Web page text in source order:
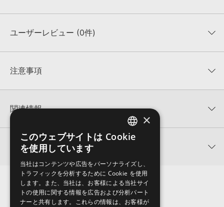
収録ファイル一覧
ユーザーレビュー (0件)
★★★★★
★5
★2
★1
0%
レビューをもっと見る »
注意事項
KONTAKTフォーマットは、
でお使いいただけます。無償版のKONTAKT PLAYERではお使いい
ただけませんので、ご注意ください。また、「ライブラリ・タブ」
への表示にも対応しておりません。
4GBを超えるデータに関するご注意：
FAT32でフォーマットされた
HDDには、1ファイル4GBを超えるデータを格納することができま
せん。データ容量が4GBを超えるダウンロード製品をご購入いただ
きます際には、NTFSやHFS＋でフォーマットされたHDDをご用意
いただく必要がございます。
製品の購入手続き完了後、受注確認メールとシリアルナンバーをお
関連情報
BALTIC AUDIO 製品一覧
BASS HOUSE INJECTION VOL 4のサポート情報
関連サポート情報
2025.09.16
Xfer Records社『SERUM』のプリセット読み込み方法
ENGLISH
×
このウェブサイトは Cookie
を使用しています
当社はコンテンツや広告をパーソナライズし、
トラフィックを分析するために Cookie を使用
します。また、当社は、お客様による当社サイ
トの使用に関する情報を広告および分析パート
ナーと共有します。これらの情報は、お客様が